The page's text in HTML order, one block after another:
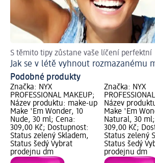
S těmito tipy zůstane vaše líčení perfektní
Jak se v létě vyhnout rozmazanému
Podobné produkty
Značka: NYX
PROFESSIONAL MAKEUP;
Název produktu: make-up
Make 'Em Wonder, 10
Nude, 30 ml; Cena:
309,00 Kč; Dostupnost:
Status zelený Skladem,
Status šedý Vybrat
prodejnu dm
Značka: NYX
Název
Make 'Em
Natural, 30
309,00 Kč;
Status zelený
Status šedý
prodejnu dm